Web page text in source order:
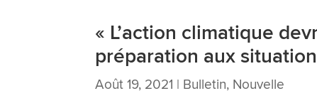
« L’action climatique
préparation aux
Août 19, 2021 | Bulletin, Nouvelle